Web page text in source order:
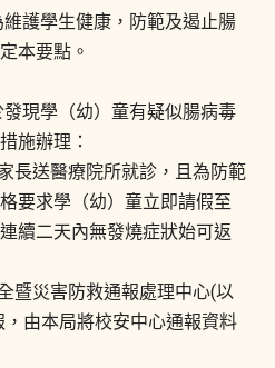
護學生健康，防範及遏止腸
本要點。
發現學（幼）童有疑似腸病毒
施辦理：
長送醫療院所就診，且為防範
要求學（幼）童立即請假至
續二天內無發燒症狀始可返
暨災害防救通報處理中心(以
由本局將校安中心通報資料